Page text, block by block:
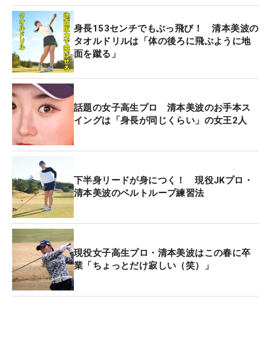
身長153センチでもぶっ飛び！ 清本美波の
タオルドリルは「体の後ろに飛ぶように地
面を蹴る」
話題の女子高生プロ 清本美波のお手本ス
イングは「身長が同じくらい」の女王2人
下半身リードが身につく！ 現役JKプロ・
清本美波のベルトループ練習法
現役女子高生プロ・清本美波はこの春に卒
業「ちょっとだけ寂しい（笑）」